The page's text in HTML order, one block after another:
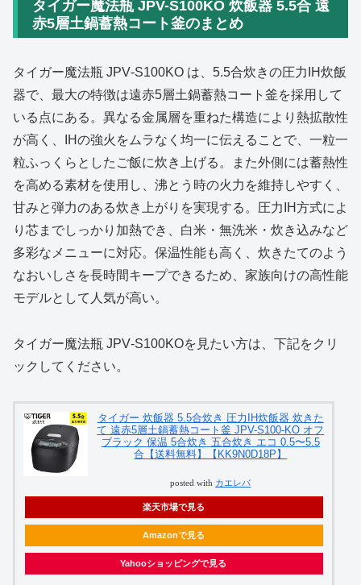
タイガー魔法瓶 JPV-S100KO 炊飯器 5.5合 遠
赤5層土鍋蓄熱コート釜のまとめ
タイガー魔法瓶 JPV‑S100KO は、5.5合炊きの圧力IH炊飯
器で、最大の特徴は遠赤5層土鍋蓄熱コート釜を採用して
いる点にある。異なる金属層を重ねた構造により熱拡散性
が高く、IHの強火をムラなく均一に伝えることで、一粒一
粒ふっくらとしたご飯に炊き上げる。また外側には蓄熱性
を高める素材を使用し、沸とう時の火力を維持しやすく、
甘みと弾力のある炊き上がりを実現する。圧力IH方式によ
り芯までしっかり加熱でき、白米・無洗米・炊き込みなど
多彩なメニューに対応。保温性能も高く、炊きたてのよう
なおいしさを長時間キープできるため、家族向けの高性能
モデルとして人気が高い。
タイガー魔法瓶 JPV‑S100KOを見たい方は、下記をクリ
ックしてください。
タイガー 炊飯器 5.5合炊き 圧力IH炊飯器 炊きた
て 遠赤5層土鍋蓄熱コート釜 JPV-S100-KO オフ
ブラック 保温 5合炊き 五合炊き エコ 0.5〜5.5
合【送料無料】【KK9N0D18P】
posted with カエレバ
楽天市場で見る
Amazonで見る
Yahooショッピングで見る